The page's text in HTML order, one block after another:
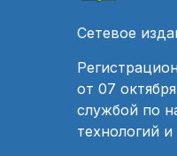
Сетевое
от 07
службой по
технологий